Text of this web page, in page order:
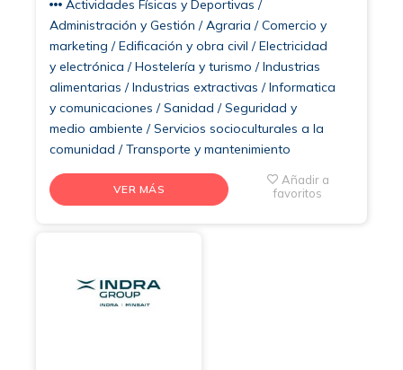
Actividades Físicas y Deportivas /
Administración y Gestión / Agraria / Comercio y
marketing / Edificación y obra civil / Electricidad
y electrónica / Hostelería y turismo / Industrias
alimentarias / Industrias extractivas / Informatica
y comunicaciones / Sanidad / Seguridad y
medio ambiente / Servicios socioculturales a la
comunidad / Transporte y mantenimiento
VER MÁS
Añadir a
favoritos